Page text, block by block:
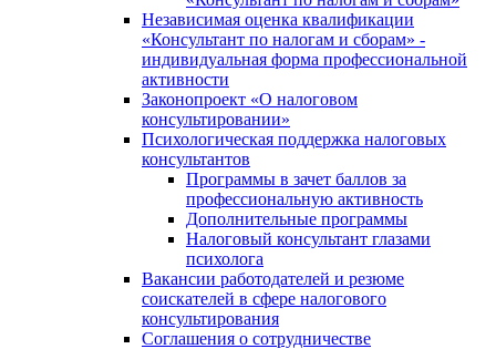
Независимая оценка квалификации
«Консультант по налогам и сборам» -
индивидуальная форма профессиональной
активности
Законопроект «О налоговом
консультировании»
Психологическая поддержка налоговых
консультантов
Программы в зачет баллов за
профессиональную активность
Дополнительные программы
Налоговый консультант глазами
психолога
Вакансии работодателей и резюме
соискателей в сфере налогового
консультирования
Соглашения о сотрудничестве